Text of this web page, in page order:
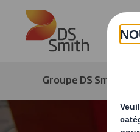
Skip to main content
Groupe DS Smith